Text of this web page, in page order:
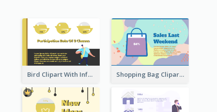
Bird Clipart With Information Shopping Bag Clipart Showing Percentage